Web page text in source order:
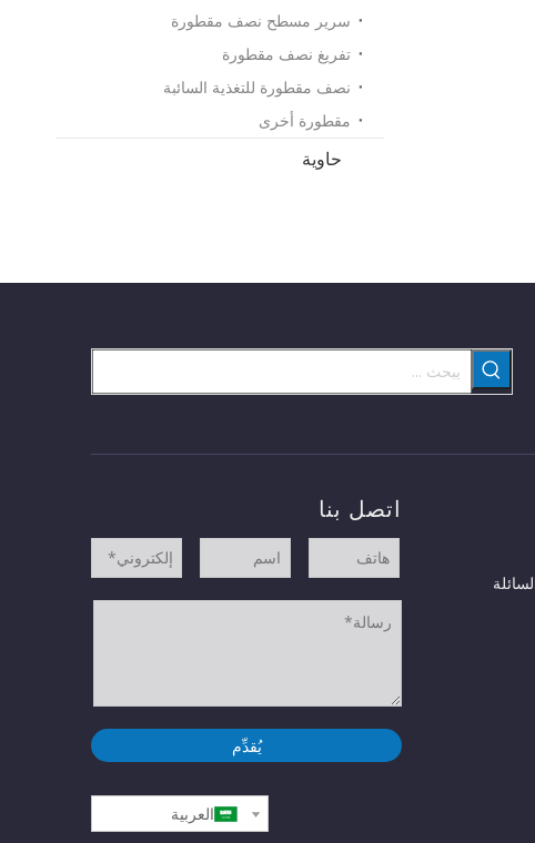
سرير مسطح نصف مقطورة
تفريغ نصف مقطورة
نصف مقطورة للتغذية السائبة
مقطورة أخرى
حاوية
اتصل بنا
يُقدِّم
العربية